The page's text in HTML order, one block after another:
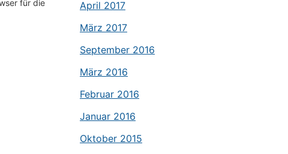
für die
April 2017
März 2017
September 2016
März 2016
Februar 2016
Januar 2016
Oktober 2015